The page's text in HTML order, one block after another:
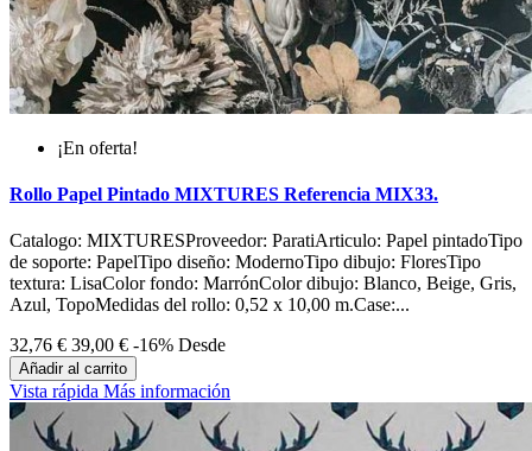
¡En oferta!
Rollo Papel Pintado MIXTURES Referencia MIX33.
Catalogo: MIXTURESProveedor: ParatiArticulo: Papel pintadoTipo
de soporte: PapelTipo diseño: ModernoTipo dibujo: FloresTipo
textura: LisaColor fondo: MarrónColor dibujo: Blanco, Beige, Gris,
Azul, TopoMedidas del rollo: 0,52 x 10,00 m.Case:...
32,76 € 39,00 € -16% Desde
Añadir al carrito
Vista rápida Más información